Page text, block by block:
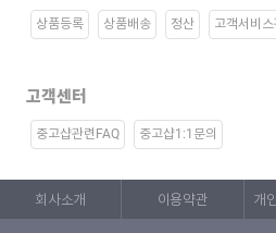
상품등록 상품배송 정산 고객서비스
고객센터
중고샵관련FAQ 중고샵1:1문의
회사소개 이용약관 개